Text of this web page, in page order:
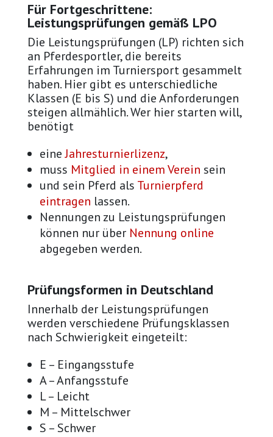
Für Fortgeschrittene:
Leistungsprüfungen gemäß LPO
Die Leistungsprüfungen (LP) richten sich
an Pferdesportler, die bereits
Erfahrungen im Turniersport gesammelt
haben. Hier gibt es unterschiedliche
Klassen (E bis S) und die Anforderungen
steigen allmählich. Wer hier starten will,
benötigt
eineJahresturnierlizenz,
muss Mitglied in einem Verein sein
und sein Pferd als Turnierpferd
eintragen lassen.
Nennungen zu Leistungsprüfungen
können nur über Nennung online
abgegeben werden.
Prüfungsformen in Deutschland
Innerhalb der Leistungsprüfungen
werden verschiedene Prüfungsklassen
nach Schwierigkeit eingeteilt:
E – Eingangsstufe
A – Anfangsstufe
L – Leicht
M – Mittelschwer
S – Schwer